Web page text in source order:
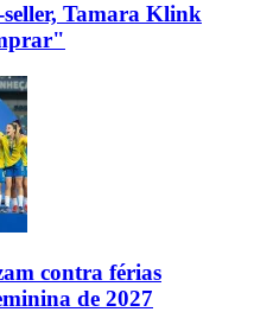
Tamara Klink
contra férias
de 2027